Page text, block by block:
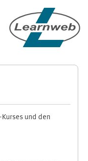
und den